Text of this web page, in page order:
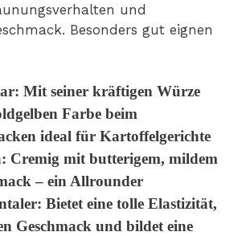
und
Besonders gut eignen
: Mit seiner kräftigen Würze
Farbe beim
ideal für Kartoffelgerichte
: Cremig mit butterigem, mildem
– ein Allrounder
: Bietet eine tolle Elastizität,
Geschmack und bildet eine